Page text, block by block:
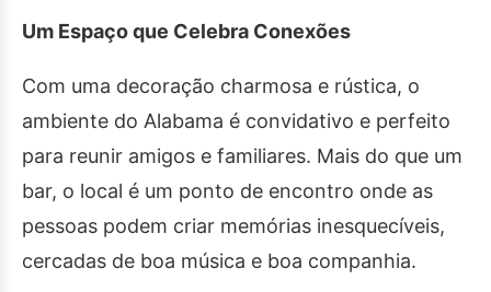
Um Espaço que Celebra Conexões
Com uma decoração charmosa e rústica, o
ambiente do Alabama é convidativo e perfeito
para reunir amigos e familiares. Mais do que um
bar, o local é um ponto de encontro onde as
pessoas podem criar memórias inesquecíveis,
cercadas de boa música e boa companhia.